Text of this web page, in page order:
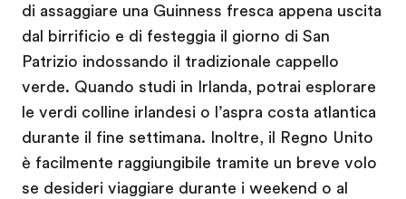
di assaggiare una Guinness fresca appena uscita
dal birrificio e di festeggia il giorno di San
Patrizio indossando il tradizionale cappello
verde. Quando studi in Irlanda, potrai esplorare
le verdi colline irlandesi o l’aspra costa atlantica
durante il fine settimana. Inoltre, il Regno Unito
è facilmente raggiungibile tramite un breve volo
se desideri viaggiare durante i weekend o al